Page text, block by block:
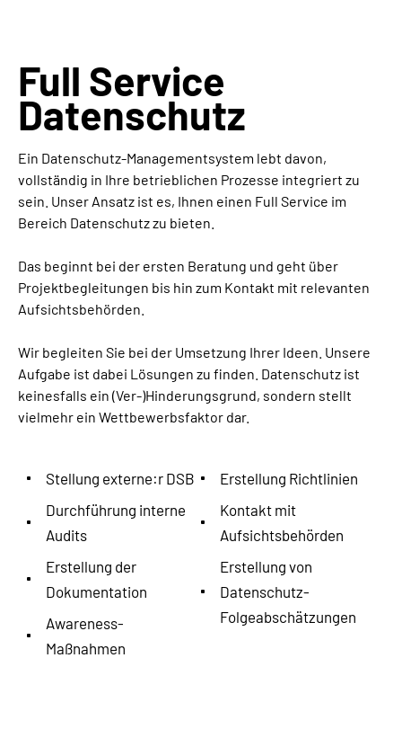
Full Service
Datenschutz
Ein Datenschutz-Managementsystem lebt davon,
vollständig in Ihre betrieblichen Prozesse integriert zu
sein. Unser Ansatz ist es, Ihnen einen Full Service im
Bereich Datenschutz zu bieten.
Das beginnt bei der ersten Beratung und geht über
Projektbegleitungen bis hin zum Kontakt mit relevanten
Aufsichtsbehörden.
Wir begleiten Sie bei der Umsetzung Ihrer Ideen. Unsere
Aufgabe ist dabei Lösungen zu finden. Datenschutz ist
keinesfalls ein (Ver-)Hinderungsgrund, sondern stellt
vielmehr ein Wettbewerbsfaktor dar.
Stellung externe:r DSB
Durchführung interne
Audits
Erstellung der
Dokumentation
Awareness-
Maßnahmen
Erstellung Richtlinien
Kontakt mit
Aufsichtsbehörden
Erstellung von
Datenschutz-
Folgeabschätzungen